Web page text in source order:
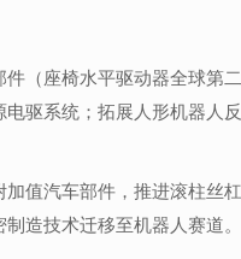
件（座椅水平驱动器全球第
电驱系统；拓展人形机器人
加值汽车部件，推进滚柱丝
造技术迁移至机器人赛道。